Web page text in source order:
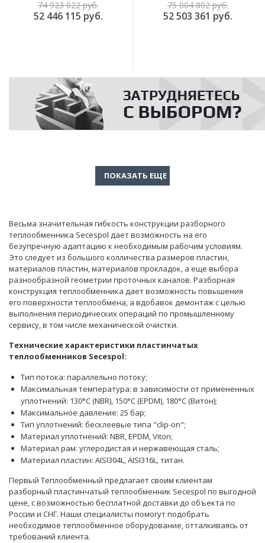
74 923 022 руб.
52 446 115 руб.
75 004 802 руб.
52 503 361 руб.
Весьма значительная гибкость конструкции разборного
теплообменника Secespol дает возможность на его
безупречную адаптацию к необходимым рабочим условиям.
Это следует из большого колличества размеров пластин,
материалов пластин, материалов прокладок, а еще выбора
разнообразной геометрии проточных каналов. Разборная
конструкция теплообменника дает возможность повышения
его поверхности теплообмена, а вдобавок демонтаж с целью
выполнения периодических операций по промышленному
сервису, в том числе механической очистки.
Технические характеристики пластинчатых
теплообменников Secespol:
Тип потока: параллельно потоку;
Максимальная температура: в зависимости от примененных
уплотнений: 130°C (NBR), 150°C (EPDM), 180°C (Витон);
Максимальное давление: 25 бар;
Тип уплотнений: бесклеевые типа "clip-on";
Материал уплотнений: NBR, EPDM, Viton;
Материал рам: углеродистая и нержавеющая сталь;
Материал пластин: AISI304L, AISI316L, титан.
Первый Теплообменный предлагает своим клиентам
разборный пластинчатый теплообменник Secespol по выгодной
цене, с возможностью бесплатной доставки до объекта по
России и СНГ. Наши специалисты помогут подобрать
необходимое теплообменное оборудование, отталкиваясь от
требований клиента.